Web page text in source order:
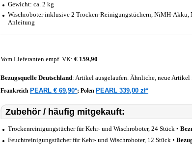
Gewicht: ca. 2 kg
Wischroboter inklusive 2 Trocken-Reinigungstüchern, NiMH-Akku,
Anleitung
Vom Lieferanten empf. VK: € 159,90
Bezugsquelle Deutschland: Artikel ausgelaufen. Ähnliche, neue Artikel
Frankreich PEARL € 69,90*; Polen PEARL 339,00 zł*
Zubehör / häufig mitgekauft:
Trockenreinigungstücher für Kehr- und Wischroboter, 24 Stück •
Feuchtreinigungstücher für Kehr- und Wischroboter, 12 Stück •